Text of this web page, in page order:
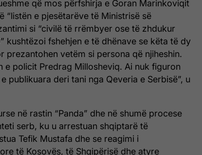
që mos përfshirja e Goran Marinkoviqit
“listën e pjesëtarëve të Ministrisë së
si “civilë të rrëmbyer ose të zhdukur
kushtëzoi fshehjen e të dhënave se këta të dy
prezantohen vetëm si persona që njiheshin.
e policit Predrag Millosheviq. Ai nuk figuron
publikuara deri tani nga Qeveria e Serbisë”, u
në rastin “Panda” dhe në shumë procese
serb, ku u arrestuan shqiptarë të
Tefik Mustafa dhe se reagimi i
të Kosovës, të Shqipërisë dhe atyre